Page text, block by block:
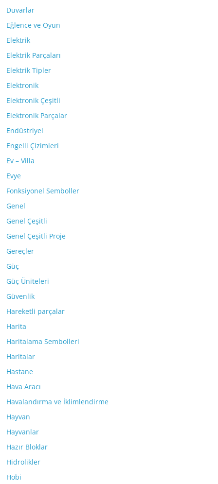
Duvarlar
Eğlence ve Oyun
Elektrik
Elektrik Parçaları
Elektrik Tipler
Elektronik
Elektronik Çeşitli
Elektronik Parçalar
Endüstriyel
Engelli Çizimleri
Ev – Villa
Evye
Fonksiyonel Semboller
Genel
Genel Çeşitli
Genel Çeşitli Proje
Gereçler
Güç
Güç Üniteleri
Güvenlik
Hareketli parçalar
Harita
Haritalama Sembolleri
Haritalar
Hastane
Hava Aracı
Havalandırma ve İklimlendirme
Hayvan
Hayvanlar
Hazır Bloklar
Hidrolikler
Hobi